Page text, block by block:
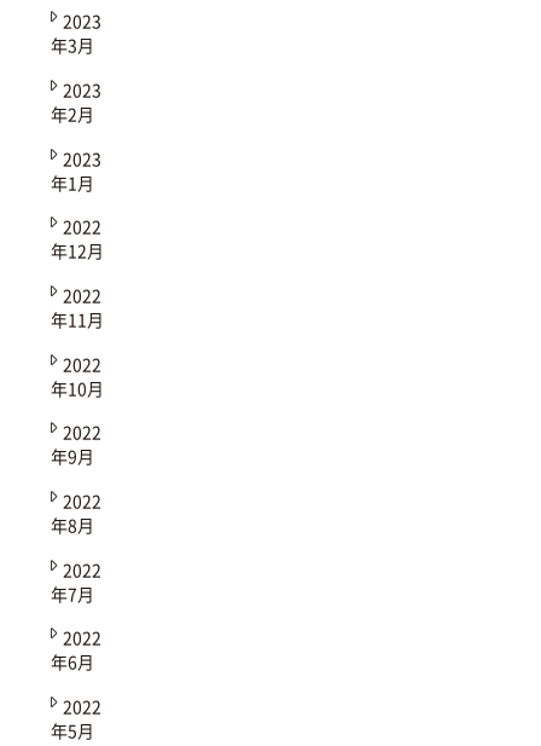
2023
年3月
2023
年2月
2023
年1月
2022
年12月
2022
年11月
2022
年10月
2022
年9月
2022
年8月
2022
年7月
2022
年6月
2022
年5月